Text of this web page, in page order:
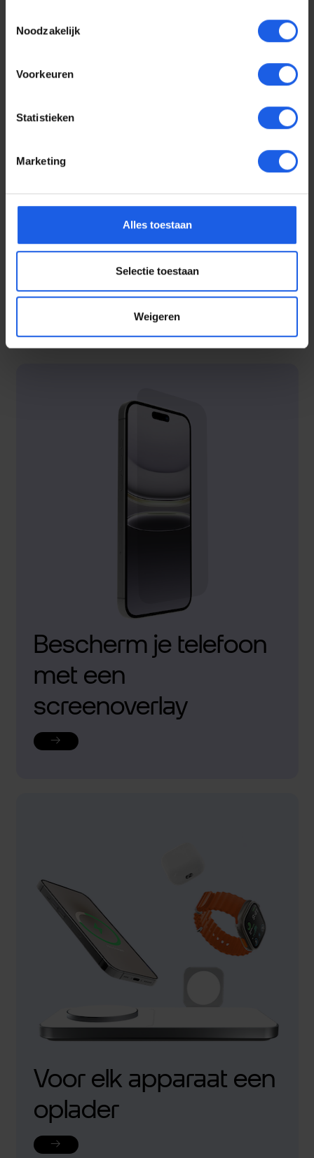
Noodzakelijk
Voorkeuren
Statistieken
Marketing
Alles toestaan
Selectie toestaan
Weigeren
Voor elke telefoon een
oortje
Bescherm je telefoon
met een
screenoverlay
Voor elk apparaat een
oplader